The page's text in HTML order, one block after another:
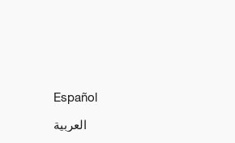
Español
العربية